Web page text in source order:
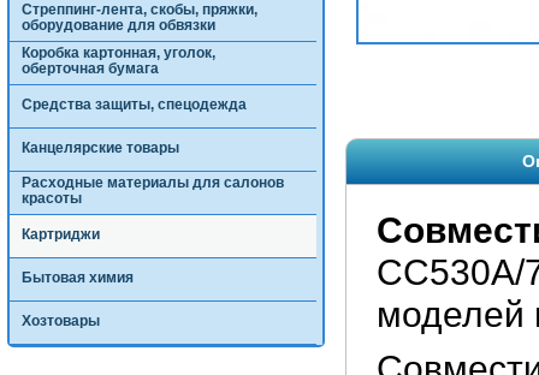
Стреппинг-лента, скобы, пряжки,
оборудование для обвязки
Коробка картонная, уголок,
оберточная бумага
Средства защиты, спецодежда
Канцелярские товары
Расходные материалы для салонов
красоты
Картриджи
Бытовая химия
Хозтовары
CC530A/
моделей